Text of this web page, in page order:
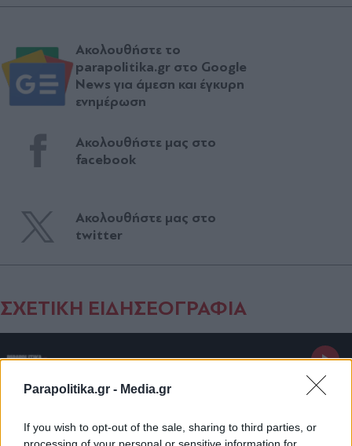
Parapolitika.gr - Media.gr
If you wish to opt-out of the sale, sharing to third parties, or
processing of your personal or sensitive information for
Ακολουθήστε το
parapolitika.gr στο Google
News για άμεση και έγκυρη
ενημέρωση
Ακολουθήστε μας στο
facebook
Ακολουθήστε μας στο
twitter
ΣΧΕΤΙΚΗ ΕΙΔΗΣΕΟΓΡΑΦΙΑ